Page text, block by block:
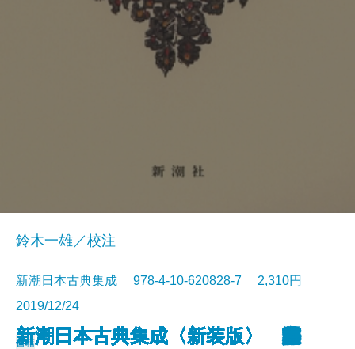
新潮日本古典集成〈新装版〉 歎
新潮日本古典集成〈新装版〉 竹
新潮日本古典集成〈新装版〉 與
新潮日本古典集成〈新装版〉 好
新潮日本古典集成〈新装版〉 好
新潮日本古典集成〈新装版〉 浮
新潮日本古典集成〈新装版〉 連
新潮日本古典集成〈新装版〉 御
新潮日本古典集成〈新装版〉 三
新潮日本古典集成〈新装版〉 狭
鈴木一雄／校注
新潮日本古典集成 978-4-10-620828-7 2,310円
2019/12/24
書籍
新潮日本古典集成〈新装版〉 狭
新潮日本古典集成〈新装版〉 東
新潮日本古典集成〈新装版〉 堤
新潮日本古典集成〈新装版〉 浄
新潮日本古典集成〈新装版〉 誹
新潮日本古典集成〈新装版〉 宇
新潮日本古典集成〈新装版〉 芭
新潮日本古典集成〈新装版〉 芭
新潮日本古典集成〈新装版〉 古
新潮日本古典集成〈新装版〉 古